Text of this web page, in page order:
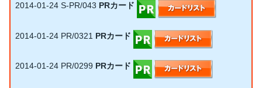
2014-01-24 S-PR/043 PRカード
2014-01-24 PR/0321 PRカード
2014-01-24 PR/0299 PRカード